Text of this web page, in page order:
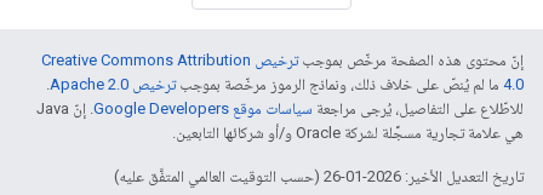
إنّ محتوى هذه الصفحة مرخّص بموجب
ترخيص Creative Commons Attribution
4.0‏ ما لم يُنصّ على خلاف ذلك، ونماذج الرموز مرخّصة بموجبترخيص Apache 2.0‏
.
للاطّلاع على التفاصيل، يُرجى مراجعة سياسات موقع Google Developers‏
. إنّ Java
هي علامة تجارية مسجَّلة لشركة Oracle و/أو شركائها التابعين.
تاريخ التعديل الأخير: 2026-01-26 (حسب التوقيت العالمي المتفَّق عليه)